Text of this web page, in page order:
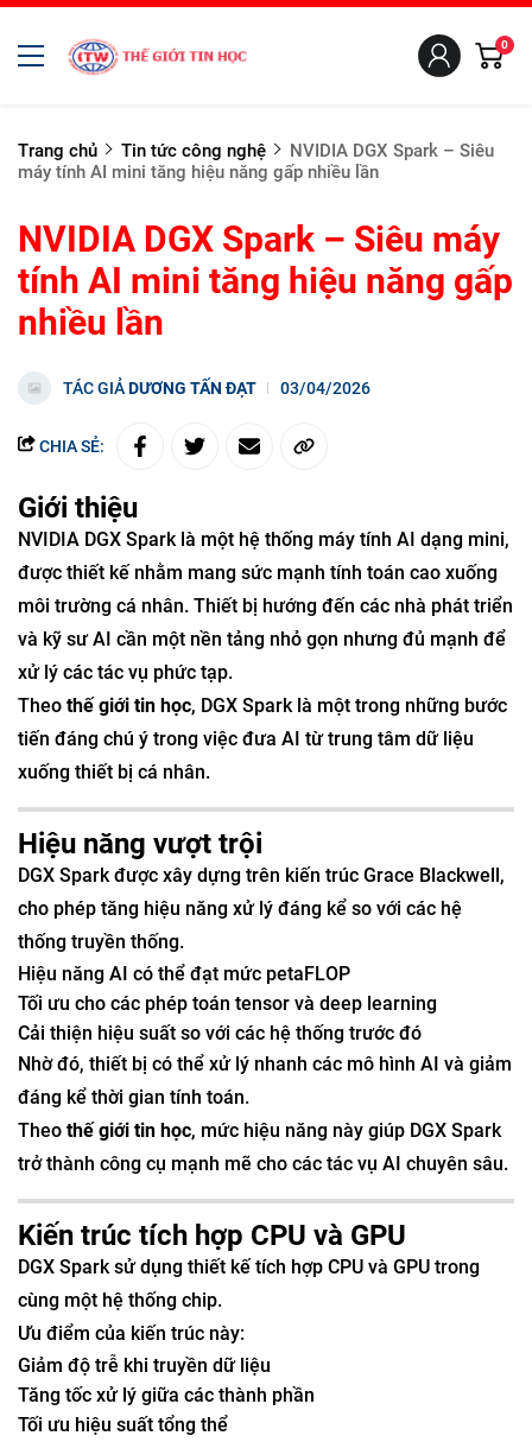
0
Trang chủ Tin tức công nghệ
NVIDIA DGX Spark – Siêu
máy tính AI mini tăng hiệu năng gấp nhiều lần
NVIDIA DGX Spark – Siêu máy
tính AI mini tăng hiệu năng gấp
nhiều lần
TÁC GIẢDƯƠNG TẤN ĐẠT 03/04/2026
CHIA SẺ:
Giới thiệu
NVIDIA DGX Spark là một hệ thống máy tính AI dạng mini,
được thiết kế nhằm mang sức mạnh tính toán cao xuống
môi trường cá nhân. Thiết bị hướng đến các nhà phát triển
và kỹ sư AI cần một nền tảng nhỏ gọn nhưng đủ mạnh để
xử lý các tác vụ phức tạp.
Theo thế giới tin học, DGX Spark là một trong những bước
tiến đáng chú ý trong việc đưa AI từ trung tâm dữ liệu
xuống thiết bị cá nhân.
Hiệu năng vượt trội
DGX Spark được xây dựng trên kiến trúc Grace Blackwell,
cho phép tăng hiệu năng xử lý đáng kể so với các hệ
thống truyền thống.
Hiệu năng AI có thể đạt mức petaFLOP
Tối ưu cho các phép toán tensor và deep learning
Cải thiện hiệu suất so với các hệ thống trước đó
Nhờ đó, thiết bị có thể xử lý nhanh các mô hình AI và giảm
đáng kể thời gian tính toán.
Theo thế giới tin học, mức hiệu năng này giúp DGX Spark
trở thành công cụ mạnh mẽ cho các tác vụ AI chuyên sâu.
Kiến trúc tích hợp CPU và GPU
DGX Spark sử dụng thiết kế tích hợp CPU và GPU trong
cùng một hệ thống chip.
Ưu điểm của kiến trúc này:
Giảm độ trễ khi truyền dữ liệu
Tăng tốc xử lý giữa các thành phần
Tối ưu hiệu suất tổng thể